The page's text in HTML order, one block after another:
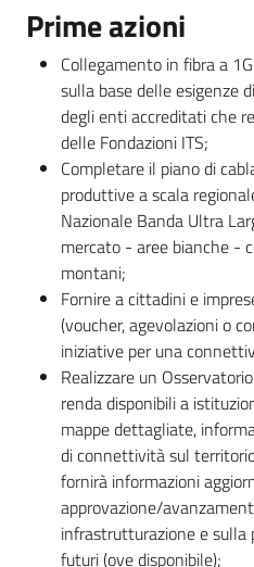
Prime azioni
Collegamento in fibra a
sulla base delle esigenze
degli enti accreditati che
delle Fondazioni ITS;
Completare il piano di
produttive a scala
Nazionale Banda Ultra
mercato - aree bianche -
montani;
Fornire a cittadini e
(voucher, agevolazioni o
iniziative per una
Realizzare un
renda disponibili a
mappe dettagliate,
di connettività sul
fornirà informazioni
approvazione/
infrastrutturazione e
futuri (ove disponibile);